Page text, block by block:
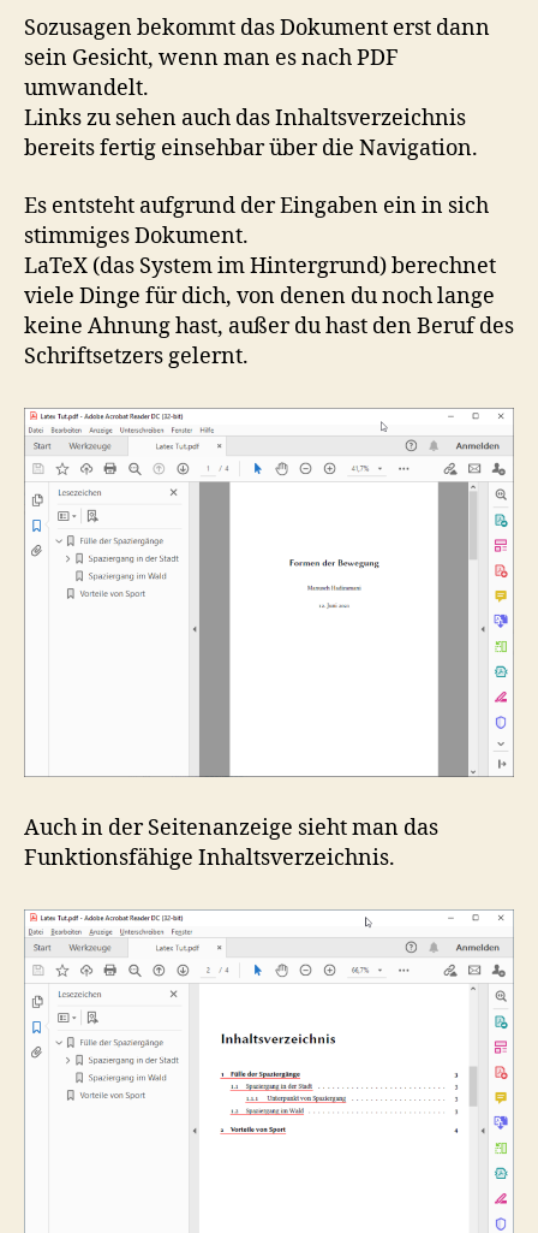
Sozusagen bekommt das Dokument erst dann
sein Gesicht, wenn man es nach PDF
umwandelt.
Links zu sehen auch das Inhaltsverzeichnis
bereits fertig einsehbar über die Navigation.
Es entsteht aufgrund der Eingaben ein in sich
stimmiges Dokument.
LaTeX (das System im Hintergrund) berechnet
viele Dinge für dich, von denen du noch lange
keine Ahnung hast, außer du hast den Beruf des
Schriftsetzers gelernt.
Auch in der Seitenanzeige sieht man das
Funktionsfähige Inhaltsverzeichnis.